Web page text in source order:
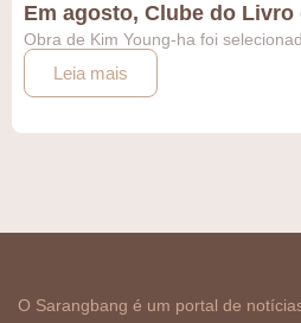
Em agosto, Clube do
Obra de Kim Young-ha foi
Leia mais
O Sarangbang é um portal de